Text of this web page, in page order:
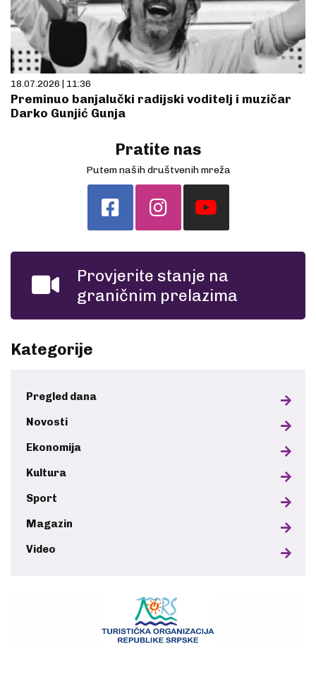
18.07.2026 | 11:36
Preminuo banjalučki radijski voditelj i muzičar
Darko Gunjić Gunja
Pratite nas
Putem naših društvenih mreža
Provjerite stanje na
graničnim prelazima
Kategorije
Pregled dana
Novosti
Ekonomija
Kultura
Sport
Magazin
Video